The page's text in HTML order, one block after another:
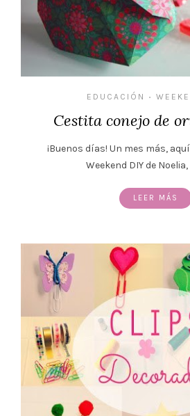
EDUCACIÓN •
Cestita conejo de
¡Buenos días! Un mes más,
Weekend DIY de
LEER MÁS